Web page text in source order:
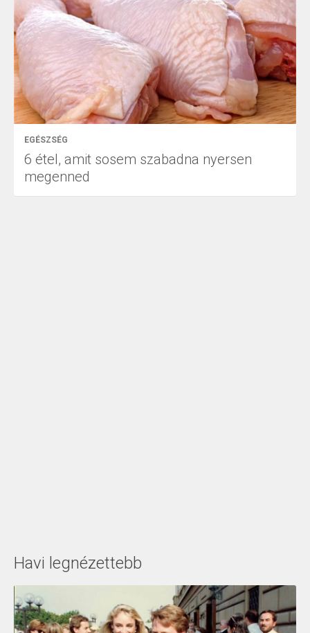
EGÉSZSÉG
6 étel, amit sosem szabadna nyersen
megenned
Havi legnézettebb